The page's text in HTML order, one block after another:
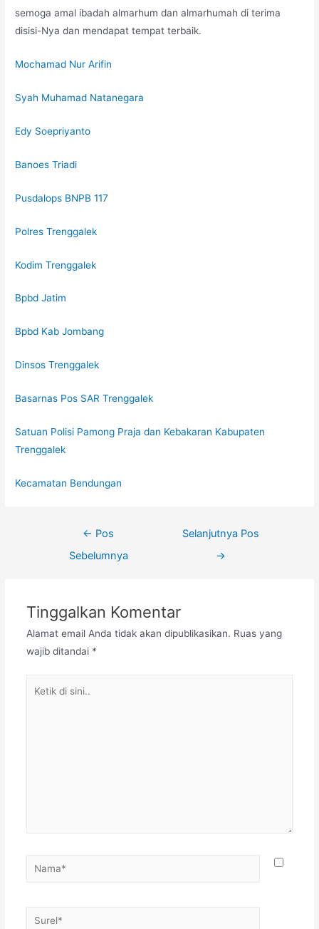
semoga amal ibadah almarhum dan almarhumah di terima
disisi-Nya dan mendapat tempat terbaik.
Mochamad Nur Arifin
Syah Muhamad Natanegara
Edy Soepriyanto
Banoes Triadi
Pusdalops BNPB 117
Polres Trenggalek
Kodim Trenggalek
Bpbd Jatim
Bpbd Kab Jombang
Dinsos Trenggalek
Basarnas Pos SAR Trenggalek
Satuan Polisi Pamong Praja dan Kebakaran Kabupaten
Trenggalek
Kecamatan Bendungan
← Pos
Sebelumnya
Selanjutnya Pos
→
Tinggalkan Komentar
Alamat email Anda tidak akan dipublikasikan. Ruas yang
wajib ditandai *